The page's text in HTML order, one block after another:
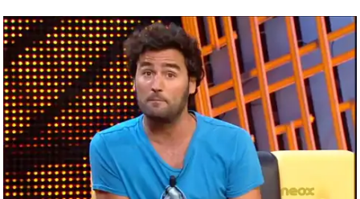
neox
Madrid
Publicado:23 de agosto de 2011, 17:08